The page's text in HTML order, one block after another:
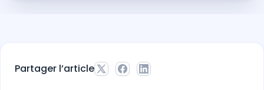
Partager l’article